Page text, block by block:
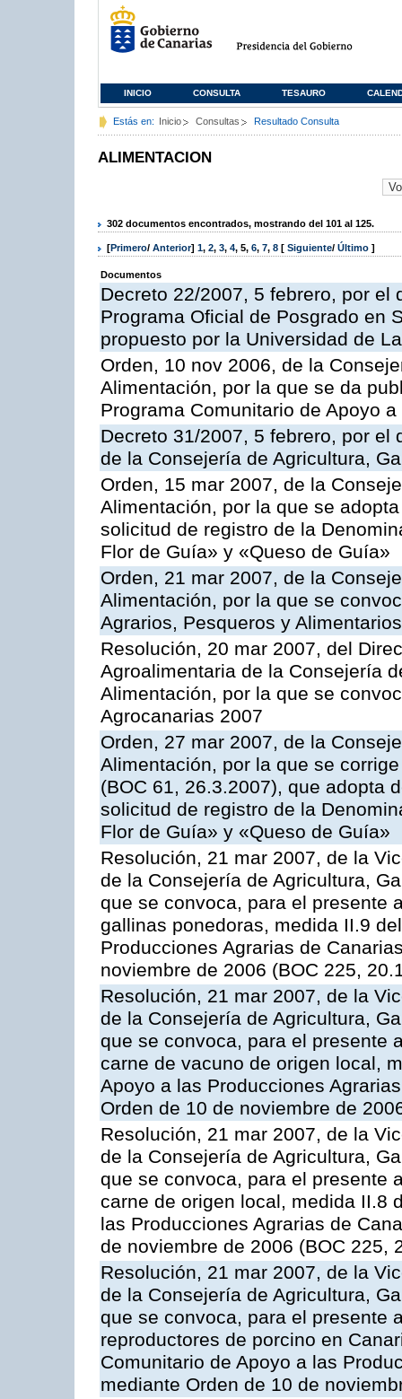
INICIO CONSULTA TESAURO
Estás en: Inicio Consultas Resultado Consulta
ALIMENTACION
302 documentos encontrados, mostrando del 101 al 125.
[Primero/ Anterior] 1, 2, 3, 4, 5, 6, 7, 8 [ Siguiente/ Último ]
Documentos
Decreto 22/2007, 5 febrero, por
Programa Oficial de Posgrado en
propuesto por la Universidad de
Orden, 10 nov 2006, de la
Alimentación, por la que se da
Programa Comunitario de Apoyo
Decreto 31/2007, 5 febrero, por el
de la Consejería de Agricultura,
Orden, 15 mar 2007, de la
Alimentación, por la que se
solicitud de registro de la
Flor de Guía» y «Queso de Guía»
Orden, 21 mar 2007, de la
Alimentación, por la que se
Agrarios, Pesqueros y
Resolución, 20 mar 2007, del
Agroalimentaria de la Consejería
Alimentación, por la que se
Agrocanarias 2007
Orden, 27 mar 2007, de la
Alimentación, por la que se
(BOC 61, 26.3.2007), que adopta
solicitud de registro de la
Flor de Guía» y «Queso de Guía»
Resolución, 21 mar 2007, de la
de la Consejería de Agricultura,
que se convoca, para el presente
gallinas ponedoras, medida II.9
Producciones Agrarias de
noviembre de 2006 (BOC 225,
Resolución, 21 mar 2007, de la
de la Consejería de Agricultura,
que se convoca, para el presente
carne de vacuno de origen local,
Apoyo a las Producciones
Orden de 10 de noviembre de
Resolución, 21 mar 2007, de la
de la Consejería de Agricultura,
que se convoca, para el presente
carne de origen local, medida II.8
las Producciones Agrarias de
de noviembre de 2006 (BOC 225,
Resolución, 21 mar 2007, de la
de la Consejería de Agricultura,
que se convoca, para el presente
reproductores de porcino en
Comunitario de Apoyo a las
mediante Orden de 10 de